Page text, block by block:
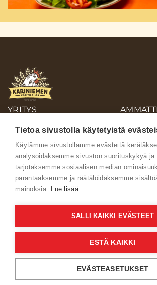
YRITYS
Ota yhteyttä
Käyttöehdot
Verkkoselailun tietosuojaseloste
Kuluttajien tietosuojaseloste
Tietoa sivustolla käytetyistä
Käytämme sivustollamme evästeitä
analysoidaksemme sivuston suorituskykyä ja
tarjotaksemme sosiaalisen median
parantaaksemme ja räätälöidäksemme
mainoksia. Lue lisää
SALLI KAIKKI EVÄSTEET
ESTÄ KAIKKI
EVÄSTEASETUKSET